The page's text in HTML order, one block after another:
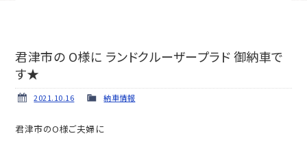
君津市の O様に ランドクルーザープラド 御納車で
す★
2021.10.16 納車情報
君津市のO様ご夫婦に